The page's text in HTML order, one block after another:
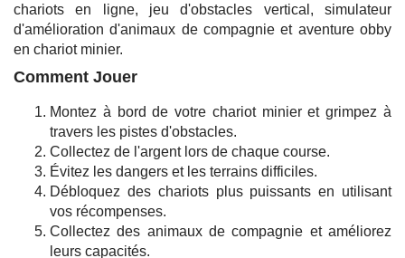
chariots en ligne, jeu d'obstacles vertical, simulateur
d'amélioration d'animaux de compagnie et aventure obby
en chariot minier.
Comment Jouer
Montez à bord de votre chariot minier et grimpez à
travers les pistes d'obstacles.
Collectez de l'argent lors de chaque course.
Évitez les dangers et les terrains difficiles.
Débloquez des chariots plus puissants en utilisant
vos récompenses.
Collectez des animaux de compagnie et améliorez
leurs capacités.